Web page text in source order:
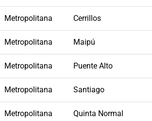
Metropolitana Cerrillos
Metropolitana Maipú
Metropolitana Puente Alto
Metropolitana Santiago
Metropolitana Quinta Normal